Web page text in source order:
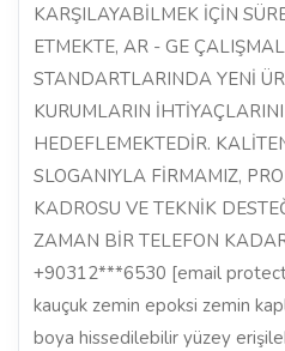
KARŞILAYABİLMEK İÇİN
ETMEKTE, AR - GE
STANDARTLARINDA YENİ
KURUMLARIN
HEDEFLEMEKTEDİR.
SLOGANIYLA FİRMAMIZ,
KADROSU VE TEKNİK
ZAMAN BİR TELEFON
+90312***6530 [email
kauçuk zemin epoksi zemin
boya hissedilebilir yüzey